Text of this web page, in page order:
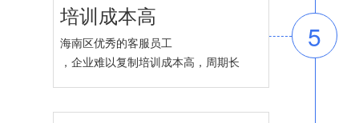
培训成本高
海南区优秀的客服员工
，企业难以复制培训成本高，周期长
5